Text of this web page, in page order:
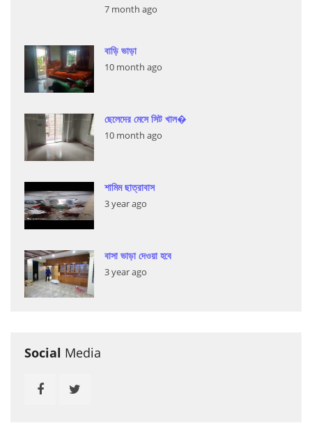
7 month ago
বাড়ি ভাড়া
10 month ago
ছেলেদের মেসে সিট খাল�
10 month ago
শামিম ছাত্রাবাস
3 year ago
বাসা ভাড়া দেওয়া হবে
3 year ago
Social Media